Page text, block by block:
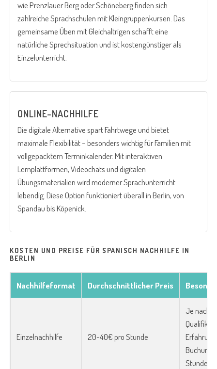
wie Prenzlauer Berg oder Schöneberg finden sich
zahlreiche Sprachschulen mit Kleingruppenkursen. Das
gemeinsame Üben mit Gleichaltrigen schafft eine
natürliche Sprechsituation und ist kostengünstiger als
Einzelunterricht.
ONLINE-NACHHILFE
Die digitale Alternative spart Fahrtwege und bietet
maximale Flexibilität – besonders wichtig für Familien mit
vollgepacktem Terminkalender. Mit interaktiven
Lernplattformen, Videochats und digitalen
Übungsmaterialien wird moderner Sprachunterricht
lebendig. Diese Option funktioniert überall in Berlin, von
Spandau bis Köpenick.
KOSTEN UND PREISE FÜR SPANISCH NACHHILFE IN
BERLIN
Nachhilfeformat Durchschnittlicher Preis
Einzelnachhilfe 20-40€ pro Stunde
Je nach
Buchung
Stunden